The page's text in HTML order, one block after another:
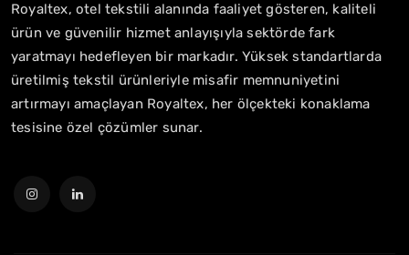
Royaltex, otel tekstili alanında faaliyet gösteren, kaliteli
ürün ve güvenilir hizmet anlayışıyla sektörde fark
yaratmayı hedefleyen bir markadır. Yüksek standartlarda
üretilmiş tekstil ürünleriyle misafir memnuniyetini
artırmayı amaçlayan Royaltex, her ölçekteki konaklama
tesisine özel çözümler sunar.